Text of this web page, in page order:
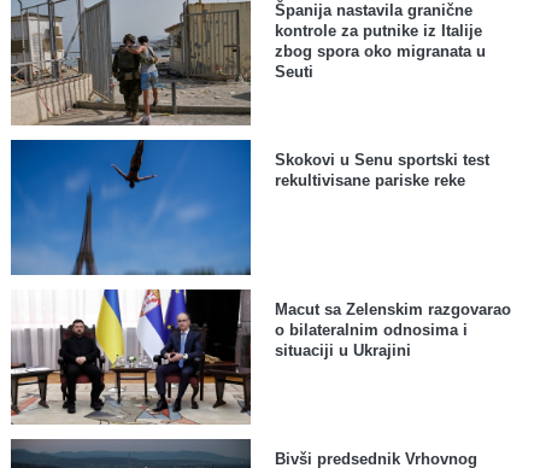
Španija nastavila granične
kontrole za putnike iz Italije
zbog spora oko migranata u
Seuti
Skokovi u Senu sportski test
rekultivisane pariske reke
Macut sa Zelenskim razgovarao
o bilateralnim odnosima i
situaciji u Ukrajini
Bivši predsednik Vrhovnog